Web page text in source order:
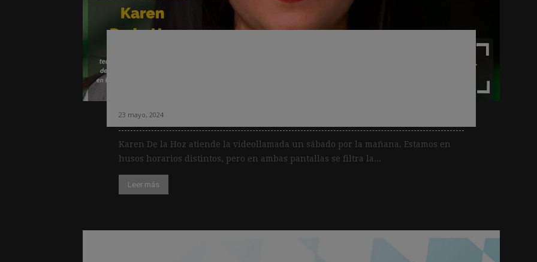
23 mayo, 2024
Karen De la Hoz atiende la videollamada un sábado por la mañana. Estamos en
husos horarios distintos, pero en ambas pantallas se filtra la...
Leer más